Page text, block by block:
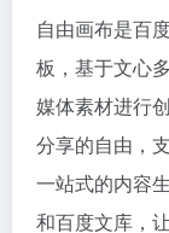
自由画布是百
板，基于文心
媒体素材进行
分享的自由，
一站式的内容
和百度文库，